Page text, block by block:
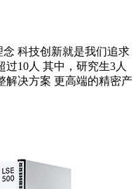
科技创新就是我们追求
10人 其中，研究生3人
解决方案 更高端的精密产